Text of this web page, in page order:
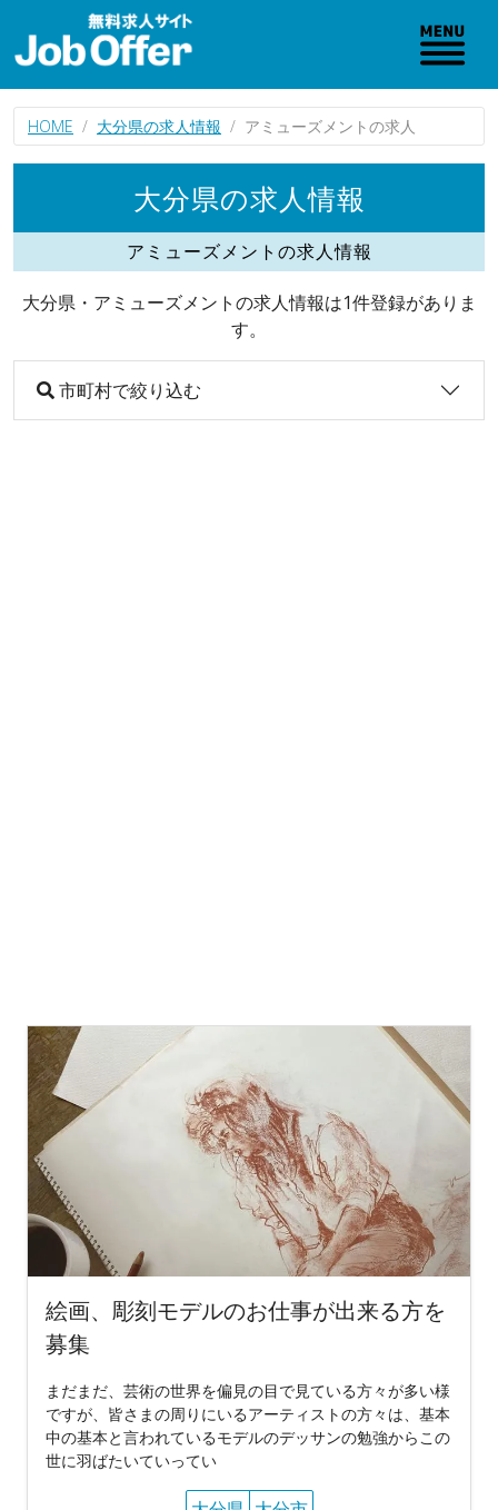
HOME 大分県の求人情報 アミューズメントの求人
大分県の求人情報
アミューズメントの求人情報
大分県・アミューズメントの求人情報は1件登録がありま
す。
市町村で絞り込む
絵画、彫刻モデルのお仕事が出来る方を
募集
まだまだ、芸術の世界を偏見の目で見ている方々が多い様
ですが、皆さまの周りにいるアーティストの方々は、基本
中の基本と言われているモデルのデッサンの勉強からこの
世に羽ばたいていってい